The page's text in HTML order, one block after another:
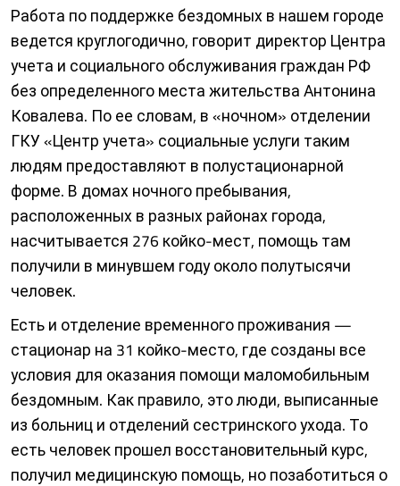
Работа по поддержке бездом­ных в нашем городе
ведется круглогодично, говорит директор Центра
учета и социального обслуживания граждан РФ
без определенного места жительства Антонина
Ковалева. По ее словам, в «ночном» отделении
ГКУ «Центр учета» социальные услуги таким
людям предоставляют в полустационарной
форме. В домах ночного пребывания,
расположенных в разных районах города,
насчитывается 276 койко-мест, помощь там
получили в минувшем году около полутысячи
человек.
Есть и отделение временного проживания —
стационар на 31 койко-место, где созданы все
условия для оказания помощи маломобильным
бездомным. Как правило, это люди, выписанные
из больниц и отделений сестринского ухода. То
есть человек прошел восстановительный курс,
получил медицинскую помощь, но позаботиться о